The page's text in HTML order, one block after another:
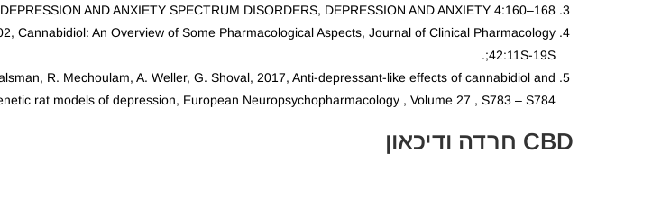
AND ANXIETY SPECTRUM DISORDERS, DEPRESSION AND ANXIETY 4:160–168.
Cannabidiol: An Overview of Some Pharmacological Aspects, Journal of Clinical Pharmacology
;42:11S-19S.
R. Mechoulam, A. Weller, G. Shoval, 2017, Anti-depressant-like effects of cannabidiol and
rat models of depression, European Neuropsychopharmacology , Volume 27 , S783 – S784.
CBD חרדה ודיכאון